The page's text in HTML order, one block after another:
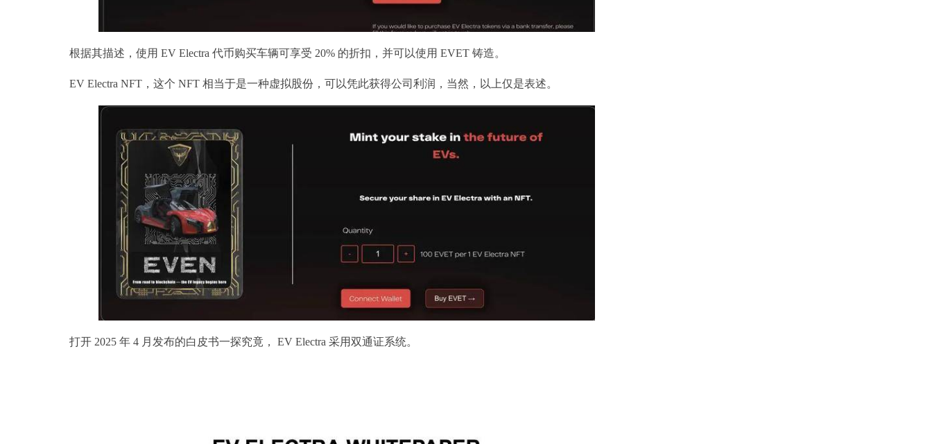
根据其描述，使用 EV Electra 代币购买车辆可享受 20% 的折扣，并可以使用 EVET 铸造。
EV Electra NFT，这个 NFT 相当于是一种虚拟股份，可以凭此获得公司利润，当然，以上仅是表述。
打开 2025 年 4 月发布的白皮书一探究竟， EV Electra 采用双通证系统。